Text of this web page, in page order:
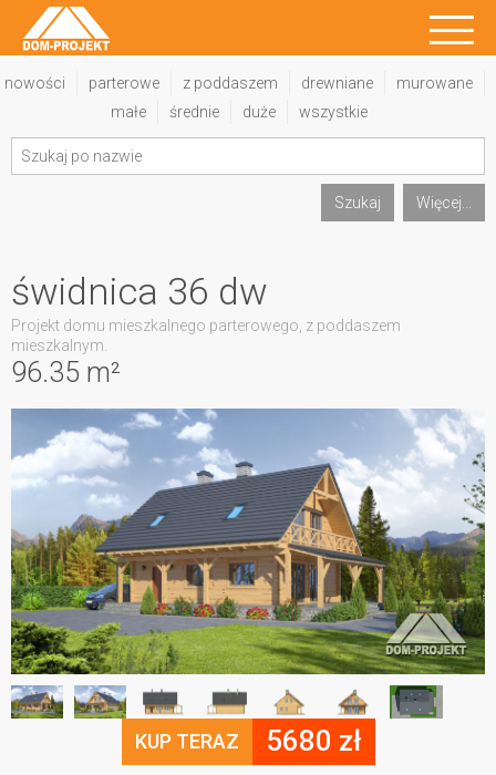
nowości parterowe z poddaszem drewniane
murowane
małe
średnie duże wszystkie
Szukaj Więcej...
96.35 m²
świdnica 36 dw
Projekt domu mieszkalnego parterowego, z poddaszem
mieszkalnym.
KUP TERAZ 5680 zł